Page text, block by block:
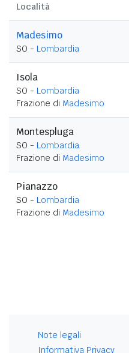
Località
Madesimo
SO - Lombardia
Isola
SO - Lombardia
Frazione di Madesimo
Montespluga
SO - Lombardia
Frazione di Madesimo
Pianazzo
SO - Lombardia
Frazione di Madesimo
Note legali
Informativa Privacy